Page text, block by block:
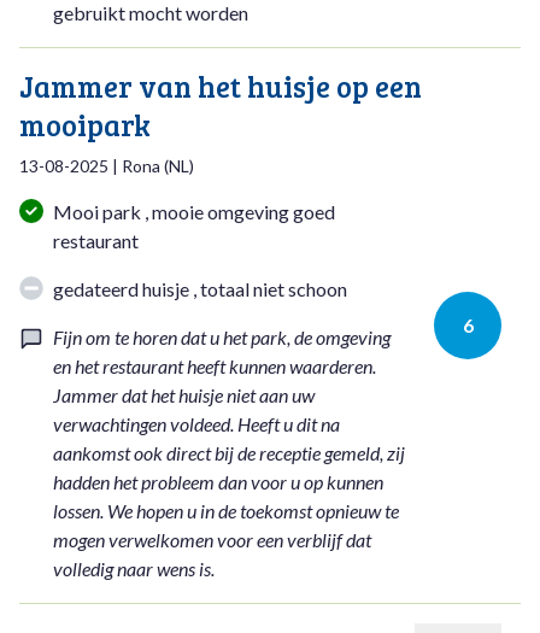
gebruikt mocht worden
Jammer van het huisje op een
mooipark
13-08-2025 | Rona (NL)
6
Mooi park , mooie omgeving goed
restaurant
gedateerd huisje , totaal niet schoon
Fijn om te horen dat u het park, de omgeving
en het restaurant heeft kunnen waarderen.
Jammer dat het huisje niet aan uw
verwachtingen voldeed. Heeft u dit na
aankomst ook direct bij de receptie gemeld, zij
hadden het probleem dan voor u op kunnen
lossen. We hopen u in de toekomst opnieuw te
mogen verwelkomen voor een verblijf dat
volledig naar wens is.